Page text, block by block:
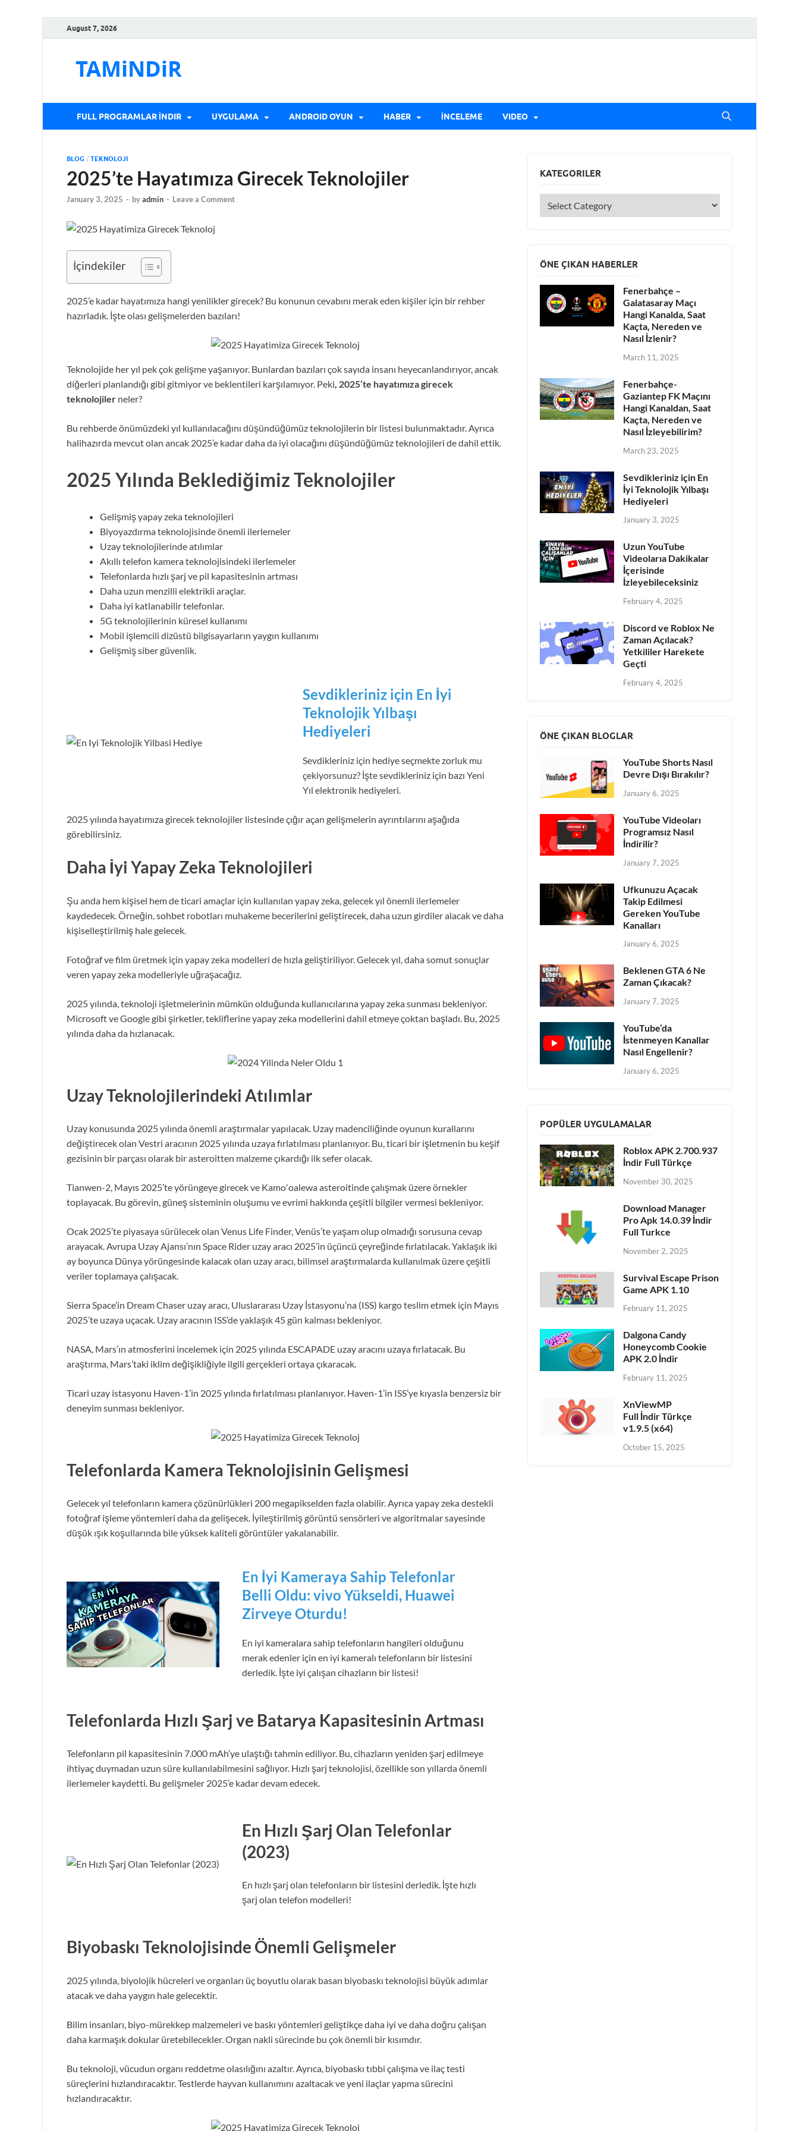
August 7, 2026
TAMiNDiR
FULL PROGRAMLAR İNDIR UYGULAMA ANDROID OYUN HABER İNCELEME VIDEO
BLOG / TEKNOLOJI
2025’te Hayatımıza Girecek Teknolojiler
January 3, 2025 - byadmin - Leave a Comment
İçindekiler
2025’e kadar hayatımıza hangi yenilikler girecek? Bu konunun cevabını merak eden kişiler için bir rehber
hazırladık. İşte olası gelişmelerden bazıları!
Teknolojide her yıl pek çok gelişme yaşanıyor. Bunlardan bazıları çok sayıda insanı heyecanlandırıyor, ancak
diğerleri planlandığı gibi gitmiyor ve beklentileri karşılamıyor. Peki, 2025’te hayatımıza girecek
teknolojiler neler?
Bu rehberde önümüzdeki yıl kullanılacağını düşündüğümüz teknolojilerin bir listesi bulunmaktadır. Ayrıca
halihazırda mevcut olan ancak 2025’e kadar daha da iyi olacağını düşündüğümüz teknolojileri de dahil ettik.
2025 Yılında Beklediğimiz Teknolojiler
Gelişmiş yapay zeka teknolojileri
Biyoyazdırma teknolojisinde önemli ilerlemeler
Uzay teknolojilerinde atılımlar
Akıllı telefon kamera teknolojisindeki ilerlemeler
Telefonlarda hızlı şarj ve pil kapasitesinin artması
Daha uzun menzilli elektrikli araçlar.
Daha iyi katlanabilir telefonlar.
5G teknolojilerinin küresel kullanımı
Mobil işlemcili dizüstü bilgisayarların yaygın kullanımı
Gelişmiş siber güvenlik.
Sevdikleriniz için En İyi
Teknolojik Yılbaşı
Hediyeleri
Sevdikleriniz için hediye seçmekte zorluk mu
çekiyorsunuz? İşte sevdikleriniz için bazı Yeni
Yıl elektronik hediyeleri.
2025 yılında hayatımıza girecek teknolojiler listesinde çığır açan gelişmelerin ayrıntılarını aşağıda
görebilirsiniz.
Daha İyi Yapay Zeka Teknolojileri
Şu anda hem kişisel hem de ticari amaçlar için kullanılan yapay zeka, gelecek yıl önemli ilerlemeler
kaydedecek. Örneğin, sohbet robotları muhakeme becerilerini geliştirecek, daha uzun girdiler alacak ve daha
kişiselleştirilmiş hale gelecek.
Fotoğraf ve film üretmek için yapay zeka modelleri de hızla geliştiriliyor. Gelecek yıl, daha somut sonuçlar
veren yapay zeka modelleriyle uğraşacağız.
2025 yılında, teknoloji işletmelerinin mümkün olduğunda kullanıcılarına yapay zeka sunması bekleniyor.
Microsoft ve Google gibi şirketler, tekliflerine yapay zeka modellerini dahil etmeye çoktan başladı. Bu, 2025
yılında daha da hızlanacak.
Uzay Teknolojilerindeki Atılımlar
Uzay konusunda 2025 yılında önemli araştırmalar yapılacak. Uzay madenciliğinde oyunun kurallarını
değiştirecek olan Vestri aracının 2025 yılında uzaya fırlatılması planlanıyor. Bu, ticari bir işletmenin bu keşif
gezisinin bir parçası olarak bir asteroitten malzeme çıkardığı ilk sefer olacak.
Tianwen-2, Mayıs 2025’te yörüngeye girecek ve Kamoʻoalewa asteroitinde çalışmak üzere örnekler
toplayacak. Bu görevin, güneş sisteminin oluşumu ve evrimi hakkında çeşitli bilgiler vermesi bekleniyor.
Ocak 2025’te piyasaya sürülecek olan Venus Life Finder, Venüs’te yaşam olup olmadığı sorusuna cevap
arayacak. Avrupa Uzay Ajansı’nın Space Rider uzay aracı 2025’in üçüncü çeyreğinde fırlatılacak. Yaklaşık iki
ay boyunca Dünya yörüngesinde kalacak olan uzay aracı, bilimsel araştırmalarda kullanılmak üzere çeşitli
veriler toplamaya çalışacak.
Sierra Space’in Dream Chaser uzay aracı, Uluslararası Uzay İstasyonu’na (ISS) kargo teslim etmek için Mayıs
2025’te uzaya uçacak. Uzay aracının ISS’de yaklaşık 45 gün kalması bekleniyor.
NASA, Mars’ın atmosferini incelemek için 2025 yılında ESCAPADE uzay aracını uzaya fırlatacak. Bu
araştırma, Mars’taki iklim değişikliğiyle ilgili gerçekleri ortaya çıkaracak.
Ticari uzay istasyonu Haven-1’in 2025 yılında fırlatılması planlanıyor. Haven-1’in ISS’ye kıyasla benzersiz bir
deneyim sunması bekleniyor.
Telefonlarda Kamera Teknolojisinin Gelişmesi
Gelecek yıl telefonların kamera çözünürlükleri 200 megapikselden fazla olabilir. Ayrıca yapay zeka destekli
fotoğraf işleme yöntemleri daha da gelişecek. İyileştirilmiş görüntü sensörleri ve algoritmalar sayesinde
düşük ışık koşullarında bile yüksek kaliteli görüntüler yakalanabilir.
En İyi Kameraya Sahip Telefonlar
Belli Oldu: vivo Yükseldi, Huawei
Zirveye Oturdu!
En iyi kameralara sahip telefonların hangileri olduğunu
merak edenler için en iyi kameralı telefonların bir listesini
derledik. İşte iyi çalışan cihazların bir listesi!
Telefonlarda Hızlı Şarj ve Batarya Kapasitesinin Artması
Telefonların pil kapasitesinin 7.000 mAh’ye ulaştığı tahmin ediliyor. Bu, cihazların yeniden şarj edilmeye
ihtiyaç duymadan uzun süre kullanılabilmesini sağlıyor. Hızlı şarj teknolojisi, özellikle son yıllarda önemli
ilerlemeler kaydetti. Bu gelişmeler 2025’e kadar devam edecek.
En Hızlı Şarj Olan Telefonlar
(2023)
En hızlı şarj olan telefonların bir listesini derledik. İşte hızlı
şarj olan telefon modelleri!
Biyobaskı Teknolojisinde Önemli Gelişmeler
2025 yılında, biyolojik hücreleri ve organları üç boyutlu olarak basan biyobaskı teknolojisi büyük adımlar
atacak ve daha yaygın hale gelecektir.
Bilim insanları, biyo-mürekkep malzemeleri ve baskı yöntemleri geliştikçe daha iyi ve daha doğru çalışan
daha karmaşık dokular üretebilecekler. Organ nakli sürecinde bu çok önemli bir kısımdır.
Bu teknoloji, vücudun organı reddetme olasılığını azaltır. Ayrıca, biyobaskı tıbbi çalışma ve ilaç testi
süreçlerini hızlandıracaktır. Testlerde hayvan kullanımını azaltacak ve yeni ilaçlar yapma sürecini
hızlandıracaktır.
KATEGORILER
ÖNE ÇIKAN HABERLER
Fenerbahçe –
Galatasaray Maçı
Hangi Kanalda, Saat
Kaçta, Nereden ve
Nasıl İzlenir?
March 11, 2025
Fenerbahçe-
Gaziantep FK Maçını
Hangi Kanaldan, Saat
Kaçta, Nereden ve
Nasıl İzleyebilirim?
March 23, 2025
Sevdikleriniz için En
İyi Teknolojik Yılbaşı
Hediyeleri
January 3, 2025
Uzun YouTube
Videolarıa Dakikalar
İçerisinde
İzleyebileceksiniz
February 4, 2025
Discord ve Roblox Ne
Zaman Açılacak?
Yetkililer Harekete
Geçti
February 4, 2025
ÖNE ÇIKAN BLOGLAR
YouTube Shorts Nasıl
Devre Dışı Bırakılır?
January 6, 2025
YouTube Videoları
Programsız Nasıl
İndirilir?
January 7, 2025
Ufkunuzu Açacak
Takip Edilmesi
Gereken YouTube
Kanalları
January 6, 2025
Beklenen GTA 6 Ne
Zaman Çıkacak?
January 7, 2025
YouTube’da
İstenmeyen Kanallar
Nasıl Engellenir?
January 6, 2025
POPÜLER UYGULAMALAR
Roblox APK 2.700.937
İndir Full Türkçe
November 30, 2025
Download Manager
Pro Apk 14.0.39 İndir
Full Turkce
November 2, 2025
Survival Escape Prison
Game APK 1.10
February 11, 2025
Dalgona Candy
Honeycomb Cookie
APK 2.0 İndir
February 11, 2025
XnViewMP
Full İndir Türkçe
v1.9.5 (x64)
October 15, 2025